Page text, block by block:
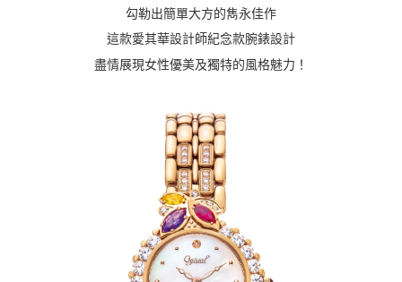
勾勒出簡單大方的雋永佳作
這款愛其華設計師紀念款腕錶設計
盡情展現女性優美及獨特的風格魅力！